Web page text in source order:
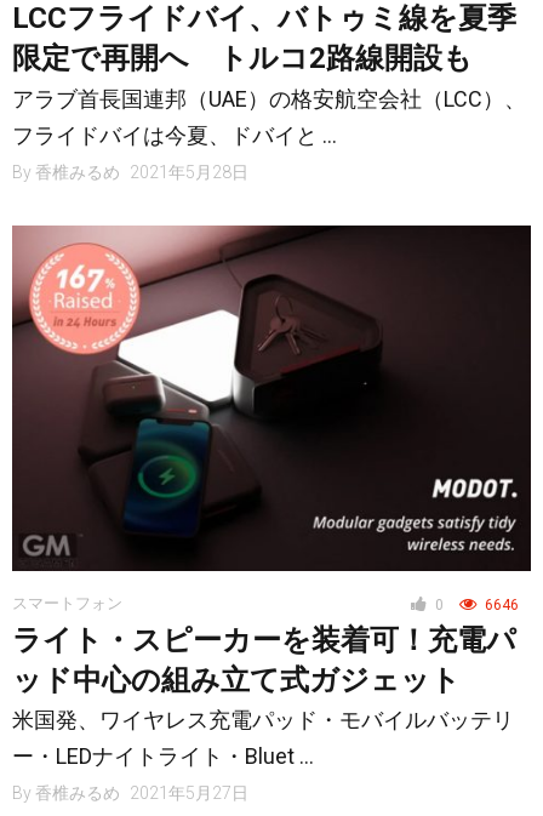
LCCフライドバイ、バトゥミ線を夏季
限定で再開へ トルコ2路線開設も
アラブ首長国連邦（UAE）の格安航空会社（LCC）、
フライドバイは今夏、ドバイと …
By 香椎みるめ 2021年5月28日
0 6646
スマートフォン
ライト・スピーカーを装着可！充電パ
ッド中心の組み立て式ガジェット
米国発、ワイヤレス充電パッド・モバイルバッテリ
ー・LEDナイトライト・Bluet …
By 香椎みるめ 2021年5月27日